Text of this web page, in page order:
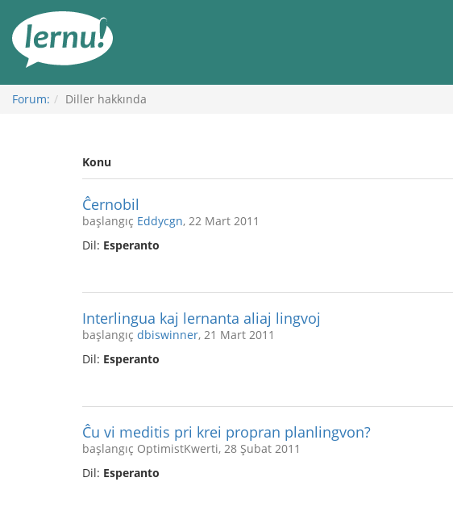
Görüntüleme
Forum: Diller hakkında
Konu
Ĉernobil
başlangıç Eddycgn, 22 Mart 2011
Dil: Esperanto
Interlingua kaj lernanta aliaj lingvoj
başlangıç dbiswinner, 21 Mart 2011
Dil: Esperanto
Ĉu vi meditis pri krei propran planlingvon?
başlangıç OptimistKwerti, 28 Şubat 2011
Dil: Esperanto